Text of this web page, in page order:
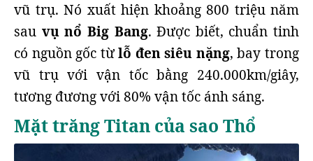
vũ trụ. Nó xuất hiện khoảng 800 triệu năm
sau vụ nổ Big Bang. Được biết, chuẩn tinh
có nguồn gốc từlỗ đen siêu nặng, bay trong
vũ trụ với vận tốc bằng 240.000km/giây,
tương đương với 80% vận tốc ánh sáng.
Mặt trăng Titan của sao Thổ